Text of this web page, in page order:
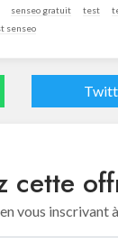
senseo gratuit test
senseo
cette
vous inscrivant